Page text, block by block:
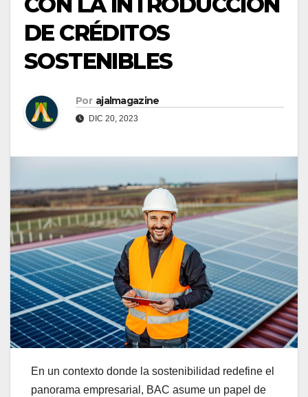
DE CRÉDITOS
SOSTENIBLES
Por ajalmagazine
DIC 20, 2023
En un contexto donde la sostenibilidad redefine el
panorama empresarial, BAC asume un papel de